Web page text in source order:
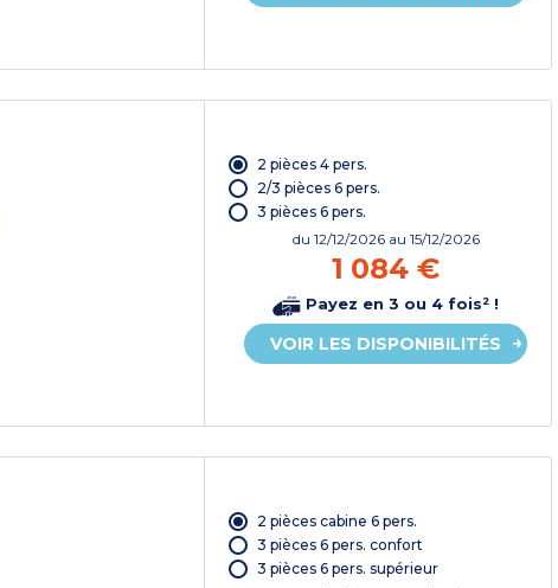
2 pièces 4 pers.
2/3 pièces 6 pers.
3 pièces 6 pers.
du 12/12/2026 au 15/12/2026
1 084 €
Payez en 3 ou 4 fois² !
VOIR LES DISPONIBILITÉS
2 pièces cabine 6 pers.
3 pièces 6 pers. confort
3 pièces 6 pers. supérieur